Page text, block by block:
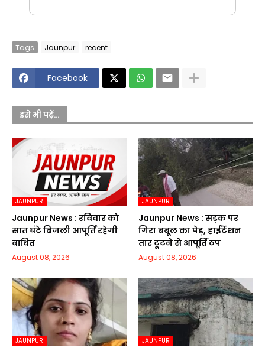
Tags Jaunpur recent
Facebook
इसे भी पढ़ें...
JAUNPUR
Jaunpur News : रविवार को
सात घंटे बिजली आपूर्ति रहेगी
बाधित
August 08, 2026
JAUNPUR
Jaunpur News : सड़क पर
गिरा बबूल का पेड़, हाईटेंशन
तार टूटने से आपूर्ति ठप
August 08, 2026
JAUNPUR JAUNPUR